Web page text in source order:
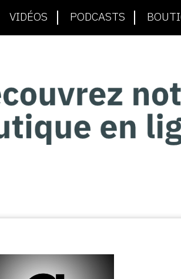
VIDÉOS PODCASTS